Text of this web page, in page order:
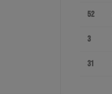
52
3
31